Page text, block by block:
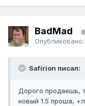
BadMad
Опубликовано:
Safirion писал:
Дорого продаешь,
новый 1.5 проша,